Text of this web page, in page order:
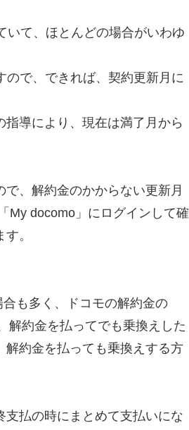
いて、ほとんどの場合がいわゆ
ので、できれば、契約更新月に
導により、現在は満了月から
、解約金のかからない更新月
My docomo」にログインして確
。
も多く、ドコモの解約金の
解約金を払ってでも乗換えした
約金を払っても乗換えする方
払の時にまとめて支払いにな